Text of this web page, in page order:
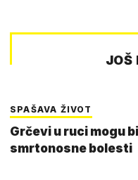
JOŠ
SPAŠAVA ŽIVOT
Grčevi u ruci mogu
smrtonosne bolesti